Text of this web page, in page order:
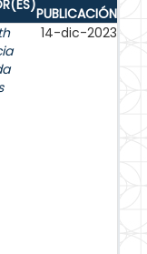
PUBLICACIÓN
14-dic-2023